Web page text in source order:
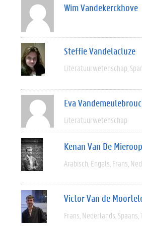
Wim Vandekerckhove
Steffie Vandelacluze
Literatuurwetenschap
Eva
Literatuurwetenschap
Kenan Van De Mieroop
Arabisch Engels Frans
Victor Van de
Frans Nederlands Spaans